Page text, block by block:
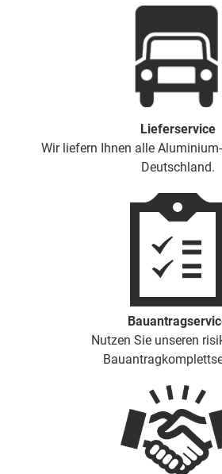
Lieferservice
Wir liefern Ihnen alle
Deutschland.
Nutzen Sie unseren